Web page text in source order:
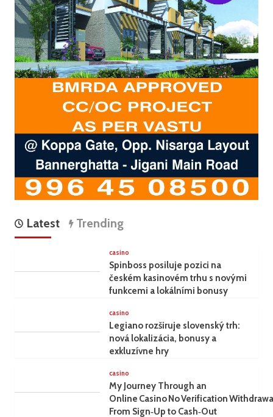
Latest Trending
casino
Spinboss posiluje pozici na
českém kasinovém trhu s novými
funkcemi a lokálními bonusy
casino
Legiano rozširuje slovenský trh:
nová lokalizácia, bonusy a
exkluzívne hry
casino
My Journey Through an
Online Casino No Verification
From Sign‑Up to Cash‑Out